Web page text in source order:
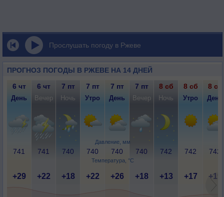
Прослушать погоду в Ржеве
ПРОГНОЗ ПОГОДЫ В РЖЕВЕ НА 14 ДНЕЙ
Давление, мм
Температура, °C
6 чт 6 чт 7 пт 7 пт 7 пт 7 пт 8 сб 8 сб 8 сб
День Вечер Ночь Утро День Вечер Ночь Утро День
741 741 740 740 740 740 742 742 742
+29 +22 +18 +22 +26 +18 +13 +17 +19